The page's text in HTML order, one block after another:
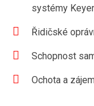
systémy
Řidičské
Schopnost
Ochota a